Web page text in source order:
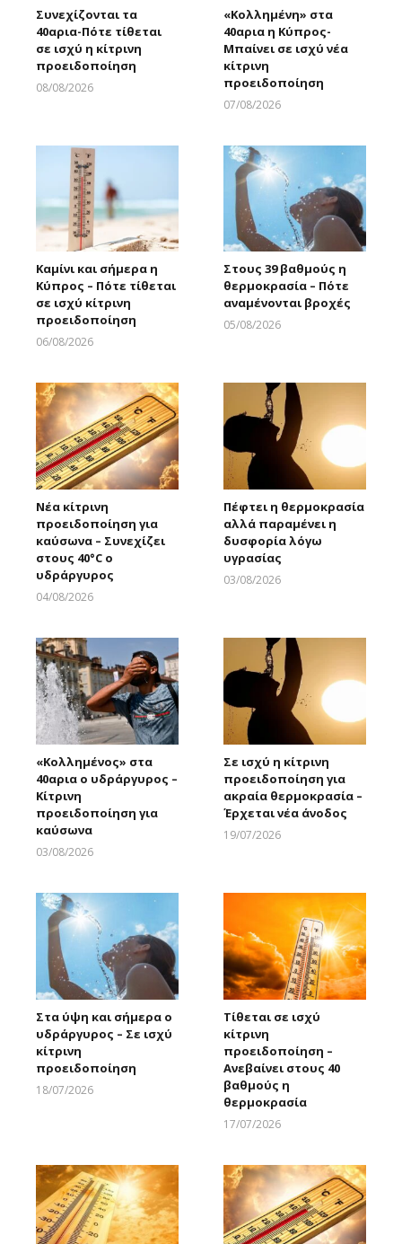
Συνεχίζονται τα
40αρια-Πότε τίθεται
σε ισχύ η κίτρινη
προειδοποίηση
08/08/2026
«Κολλημένη» στα
40αρια η Κύπρος-
Μπαίνει σε ισχύ νέα
κίτρινη
προειδοποίηση
07/08/2026
Καμίνι και σήμερα η
Κύπρος – Πότε τίθεται
σε ισχύ κίτρινη
προειδοποίηση
06/08/2026
Στους 39 βαθμούς η
θερμοκρασία – Πότε
αναμένονται βροχές
05/08/2026
Νέα κίτρινη
προειδοποίηση για
καύσωνα – Συνεχίζει
στους 40°C ο
υδράργυρος
04/08/2026
Πέφτει η θερμοκρασία
αλλά παραμένει η
δυσφορία λόγω
υγρασίας
03/08/2026
«Κολλημένος» στα
40αρια ο υδράργυρος –
Κίτρινη
προειδοποίηση για
καύσωνα
03/08/2026
Σε ισχύ η κίτρινη
προειδοποίηση για
ακραία θερμοκρασία –
Έρχεται νέα άνοδος
19/07/2026
Στα ύψη και σήμερα ο
υδράργυρος – Σε ισχύ
κίτρινη
προειδοποίηση
18/07/2026
Τίθεται σε ισχύ
κίτρινη
προειδοποίηση –
Ανεβαίνει στους 40
βαθμούς η
θερμοκρασία
17/07/2026